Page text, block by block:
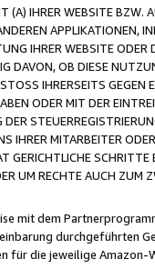
IHRER WEBSITE BZW.
APPLIKATIONEN,
IHRER WEBSITE
DAVON, OB DIESE
IHRERSEITS GEGEN
ODER MIT DER
IHRER MITARBEITER
GERICHTLICHE
UM RECHTE AUCH ZUM
mit dem
durchgeführten
für die jeweilige